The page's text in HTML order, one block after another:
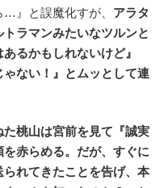
』と誤魔化すが、 アラタ
ラマンみたいなツルンと
るかもしれないけど』
ない！』とムッとして連
桃山は宮前を見て『誠実
赤らめる。だが、すぐに
れてきたことを告げ、本